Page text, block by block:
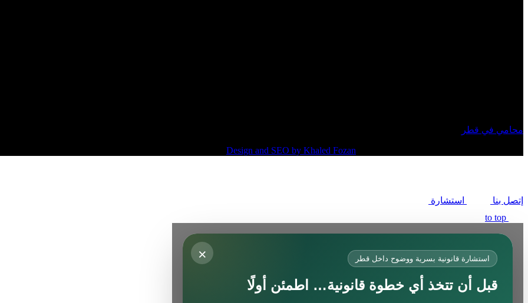
محامي في قطر
Design and SEO by Khaled Fozan
إتصل بنا
استشارة
to top
× استشارة قانونية بسرية ووضوح داخل قطر
قبل أن تتخذ أي خطوة قانونية… اطمئن أولًا
محامي في الرياض شاطر
محامي في المدينة المنورة
المحامي صنيتان السبيعي